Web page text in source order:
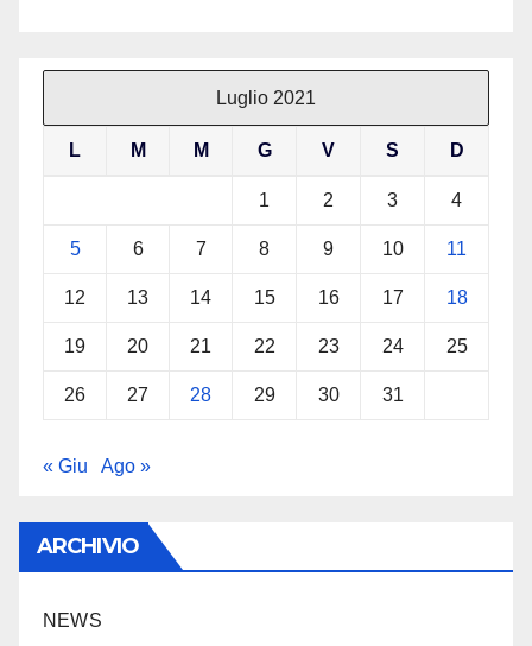
Luglio 2021
L M M G V S D
1 2 3 4
5 6 7 8 9 10 11
12 13 14 15 16 17 18
19 20 21 22 23 24 25
26 27 28 29 30 31
« Giu Ago »
ARCHIVIO
NEWS